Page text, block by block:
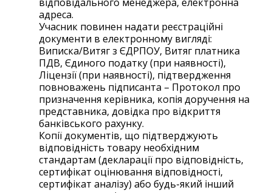
адреса.
Учасник повинен надати реєстраційні
документи в електронному вигляді:
Виписка/Витяг з ЄДРПОУ, Витяг платника
ПДВ, Єдиного податку (при наявності),
Ліцензії (при наявності), підтвердження
повноважень підписанта – Протокол про
призначення керівника, копія доручення на
представника, довідка про відкриття
банківського рахунку.
Копії документів, що підтверджують
відповідність товару необхідним
стандартам (декларації про відповідність,
сертифікат оцінювання відповідності,
сертифікат аналізу) або будь-який інший